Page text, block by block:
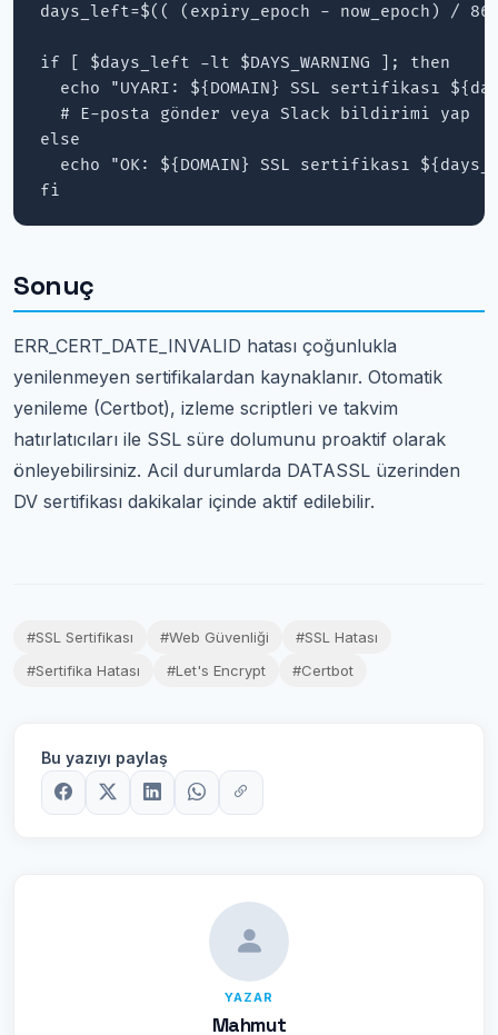
days_left=$(( (expiry_epoch - now_epoch) /
if [ $days_left -lt $DAYS_WARNING ]; then
echo "UYARI: ${DOMAIN} SSL sertifikası
  # E-posta gönder veya Slack bildirimi yap
else
echo "OK: ${DOMAIN} SSL sertifikası
fi
Sonuç
ERR_CERT_DATE_INVALID hatası çoğunlukla
yenilenmeyen sertifikalardan kaynaklanır. Otomatik
yenileme (Certbot), izleme scriptleri ve takvim
hatırlatıcıları ile SSL süre dolumunu proaktif olarak
önleyebilirsiniz. Acil durumlarda DATASSL üzerinden
DV sertifikası dakikalar içinde aktif edilebilir.
#SSL Sertifikası #Web Güvenliği
#SSL Hatası
#Sertifika Hatası
#Let's Encrypt #Certbot
Bu yazıyı paylaş
YAZAR
Mahmut